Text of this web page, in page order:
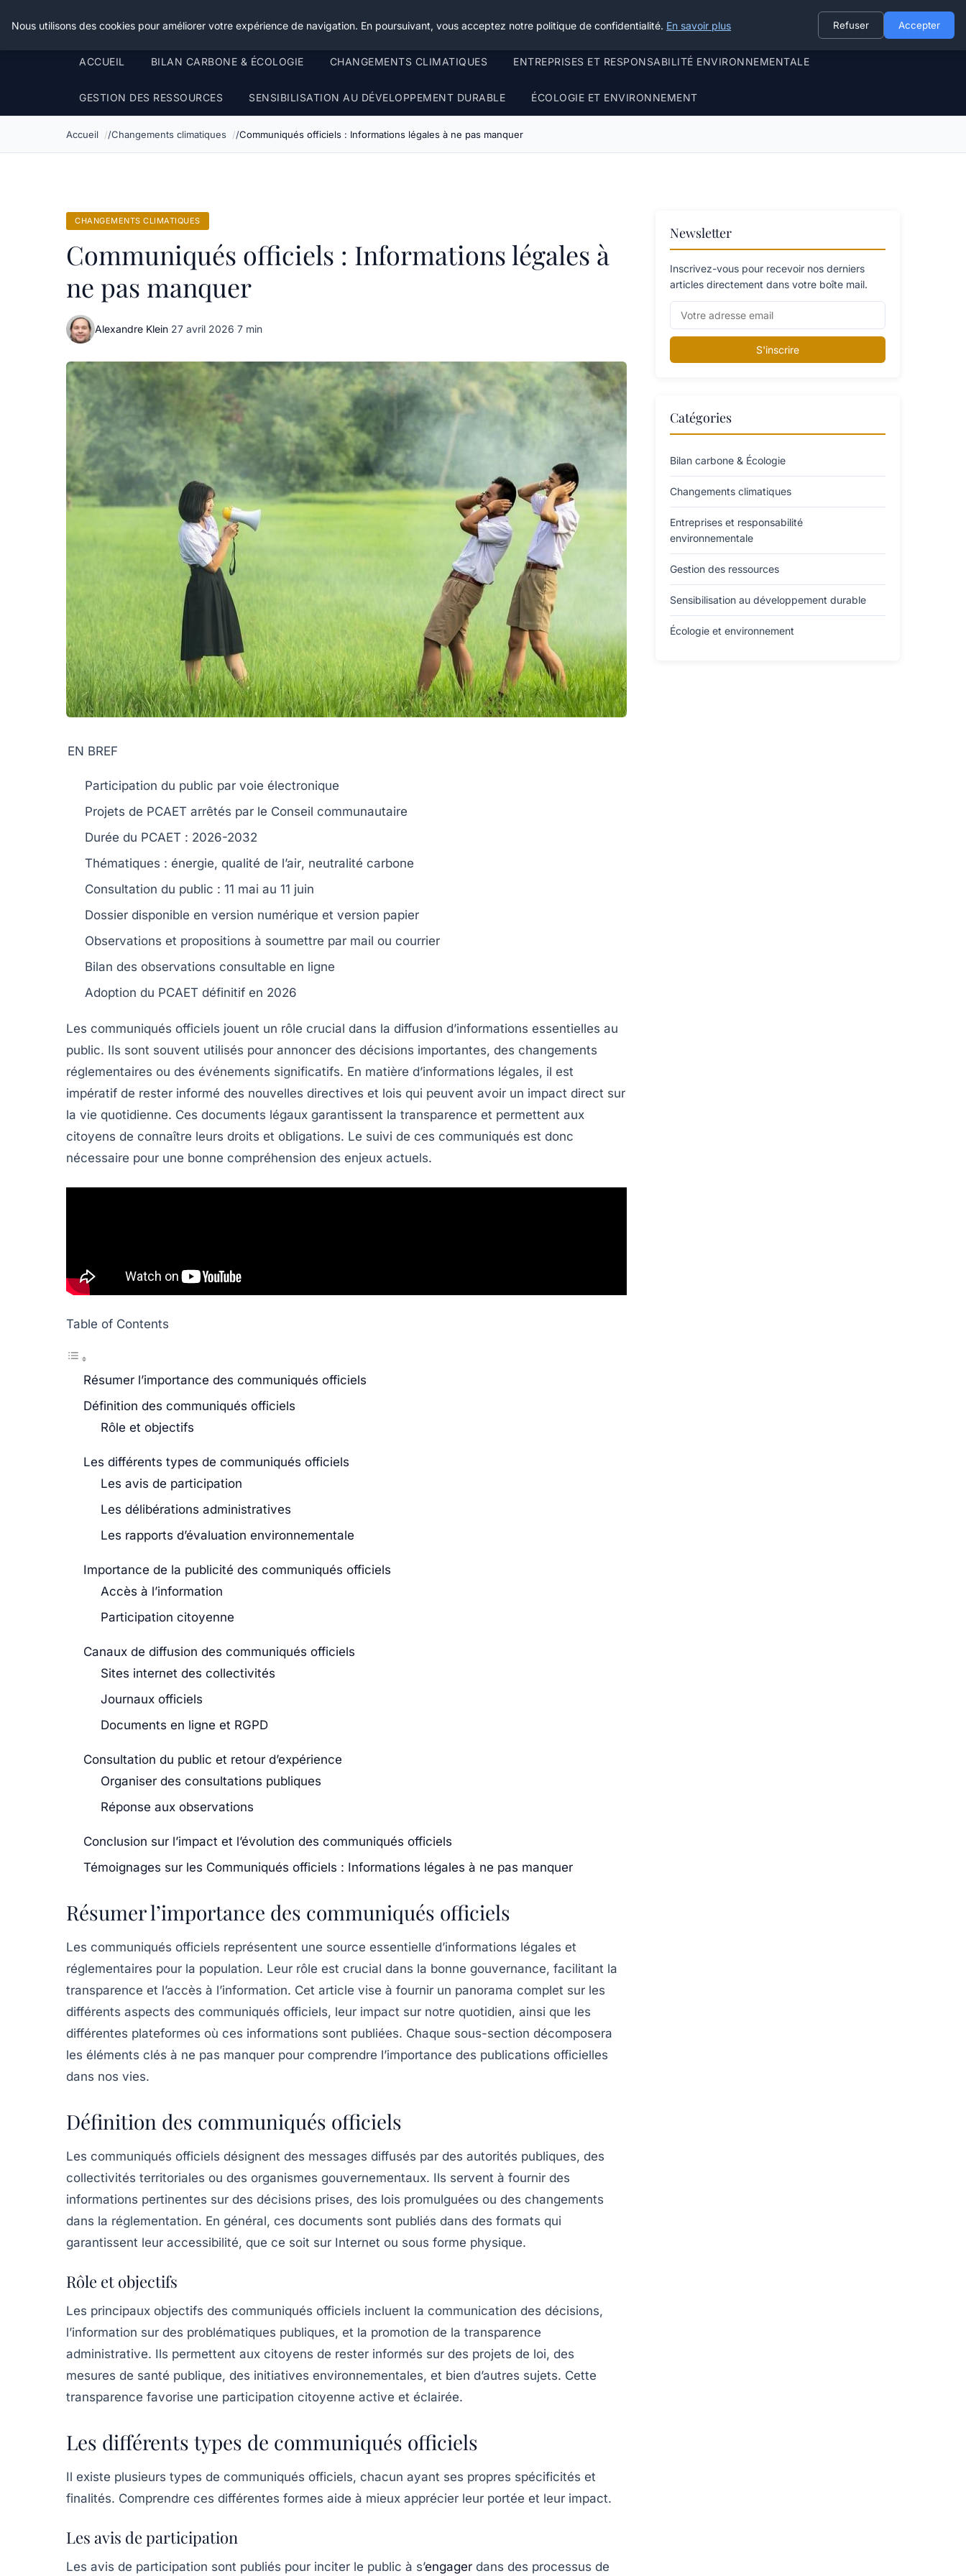
Happy Calyx Farmer
ACCUEIL BILAN CARBONE & ÉCOLOGIE CHANGEMENTS CLIMATIQUES ENTREPRISES ET RESPONSABILITÉ ENVIRONNEMENTALE
GESTION DES RESSOURCES SENSIBILISATION AU DÉVELOPPEMENT DURABLE ÉCOLOGIE ET ENVIRONNEMENT
Accueil Changements climatiques Communiqués officiels : Informations légales à ne pas manquer
CHANGEMENTS CLIMATIQUES
Communiqués officiels : Informations légales à
ne pas manquer
Alexandre Klein·27 avril 2026·7 min
EN BREF
Participation du public par voie électronique
Projets de PCAET arrêtés par le Conseil communautaire
Durée du PCAET : 2026-2032
Thématiques : énergie, qualité de l’air, neutralité carbone
Consultation du public : 11 mai au 11 juin
Dossier disponible en version numérique et version papier
Observations et propositions à soumettre par mail ou courrier
Bilan des observations consultable en ligne
Adoption du PCAET définitif en 2026
Les communiqués officiels jouent un rôle crucial dans la diffusion d’informations essentielles au
public. Ils sont souvent utilisés pour annoncer des décisions importantes, des changements
réglementaires ou des événements significatifs. En matière d’informations légales, il est
impératif de rester informé des nouvelles directives et lois qui peuvent avoir un impact direct sur
la vie quotidienne. Ces documents légaux garantissent la transparence et permettent aux
citoyens de connaître leurs droits et obligations. Le suivi de ces communiqués est donc
nécessaire pour une bonne compréhension des enjeux actuels.
Table of Contents
Résumer l’importance des communiqués officiels
Définition des communiqués officiels
Rôle et objectifs
Les différents types de communiqués officiels
Les avis de participation
Les délibérations administratives
Les rapports d’évaluation environnementale
Importance de la publicité des communiqués officiels
Accès à l’information
Participation citoyenne
Canaux de diffusion des communiqués officiels
Sites internet des collectivités
Journaux officiels
Documents en ligne et RGPD
Consultation du public et retour d’expérience
Organiser des consultations publiques
Réponse aux observations
Conclusion sur l’impact et l’évolution des communiqués officiels
Témoignages sur les Communiqués officiels : Informations légales à ne pas manquer
Résumer l’importance des communiqués officiels
Les communiqués officiels représentent une source essentielle d’informations légales et
réglementaires pour la population. Leur rôle est crucial dans la bonne gouvernance, facilitant la
transparence et l’accès à l’information. Cet article vise à fournir un panorama complet sur les
différents aspects des communiqués officiels, leur impact sur notre quotidien, ainsi que les
différentes plateformes où ces informations sont publiées. Chaque sous-section décomposera
les éléments clés à ne pas manquer pour comprendre l’importance des publications officielles
dans nos vies.
Définition des communiqués officiels
Les communiqués officiels désignent des messages diffusés par des autorités publiques, des
collectivités territoriales ou des organismes gouvernementaux. Ils servent à fournir des
informations pertinentes sur des décisions prises, des lois promulguées ou des changements
dans la réglementation. En général, ces documents sont publiés dans des formats qui
garantissent leur accessibilité, que ce soit sur Internet ou sous forme physique.
Rôle et objectifs
Les principaux objectifs des communiqués officiels incluent la communication des décisions,
l’information sur des problématiques publiques, et la promotion de la transparence
administrative. Ils permettent aux citoyens de rester informés sur des projets de loi, des
mesures de santé publique, des initiatives environnementales, et bien d’autres sujets. Cette
transparence favorise une participation citoyenne active et éclairée.
Les différents types de communiqués officiels
Il existe plusieurs types de communiqués officiels, chacun ayant ses propres spécificités et
finalités. Comprendre ces différentes formes aide à mieux apprécier leur portée et leur impact.
Les avis de participation
Les avis de participation sont publiés pour inciter le public à s’engager dans des processus de
Newsletter
Inscrivez-vous pour recevoir nos derniers
articles directement dans votre boîte mail.
S'inscrire
Catégories
Bilan carbone & Écologie
Changements climatiques
Entreprises et responsabilité
environnementale
Gestion des ressources
Sensibilisation au développement durable
Écologie et environnement
Nous utilisons des cookies pour améliorer votre expérience de navigation. En poursuivant, vous acceptez notre politique de confidentialité. En savoir plus Refuser Accepter